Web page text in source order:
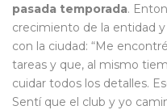
pasada temporada.
crecimiento de la entidad
con la ciudad: “Me
tareas y que, al mismo
cuidar todos los detalles.
Sentí que el club y yo